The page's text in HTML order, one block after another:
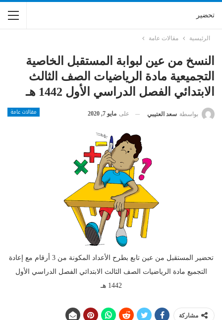
تحضير
الرئيسية مقالات عامة
النسخ من عين لبوابة المستقبل الخاصية
التجميعية مادة الرياضيات الصف الثالث
الابتدائي الفصل الدراسي الأول 1442 هـ
مقالات عامة بواسطة سعد العتيبي على مايو 7, 2020
تحضير المستقبل من عين تابع بطرح الأعداد المكونة من 3 أرقام مع إعادة
التجميع مادة الرياضيات الصف الثالث الابتدائي الفصل الدراسي الأول
1442 هـ
مشاركة